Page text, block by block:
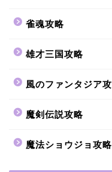
雀魂攻略
雄才三国攻略
風のファンタジア
魔剣伝説攻略
魔法ショウジョ攻略